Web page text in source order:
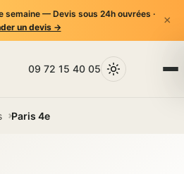
— Devis sous 24h ouvrées ·
un devis →
×
09 72 15 40 05
Paris 4e